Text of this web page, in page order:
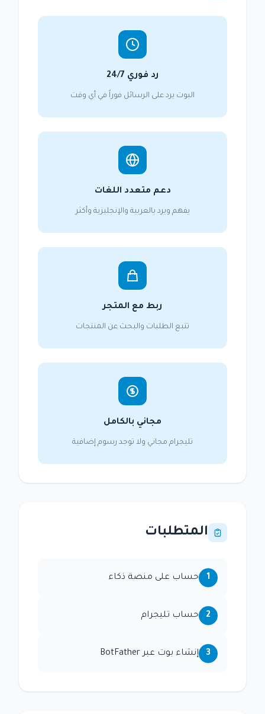
رد فوري 24/7
البوت يرد على الرسائل فوراً في أي وقت
دعم متعدد اللغات
يفهم ويرد بالعربية والإنجليزية وأكثر
ربط مع المتجر
تتبع الطلبات والبحث عن المنتجات
مجاني بالكامل
تليجرام مجاني ولا توجد رسوم إضافية
المتطلبات
1 حساب على منصة ذكاء
2 حساب تليجرام
3 إنشاء بوت عبر BotFather